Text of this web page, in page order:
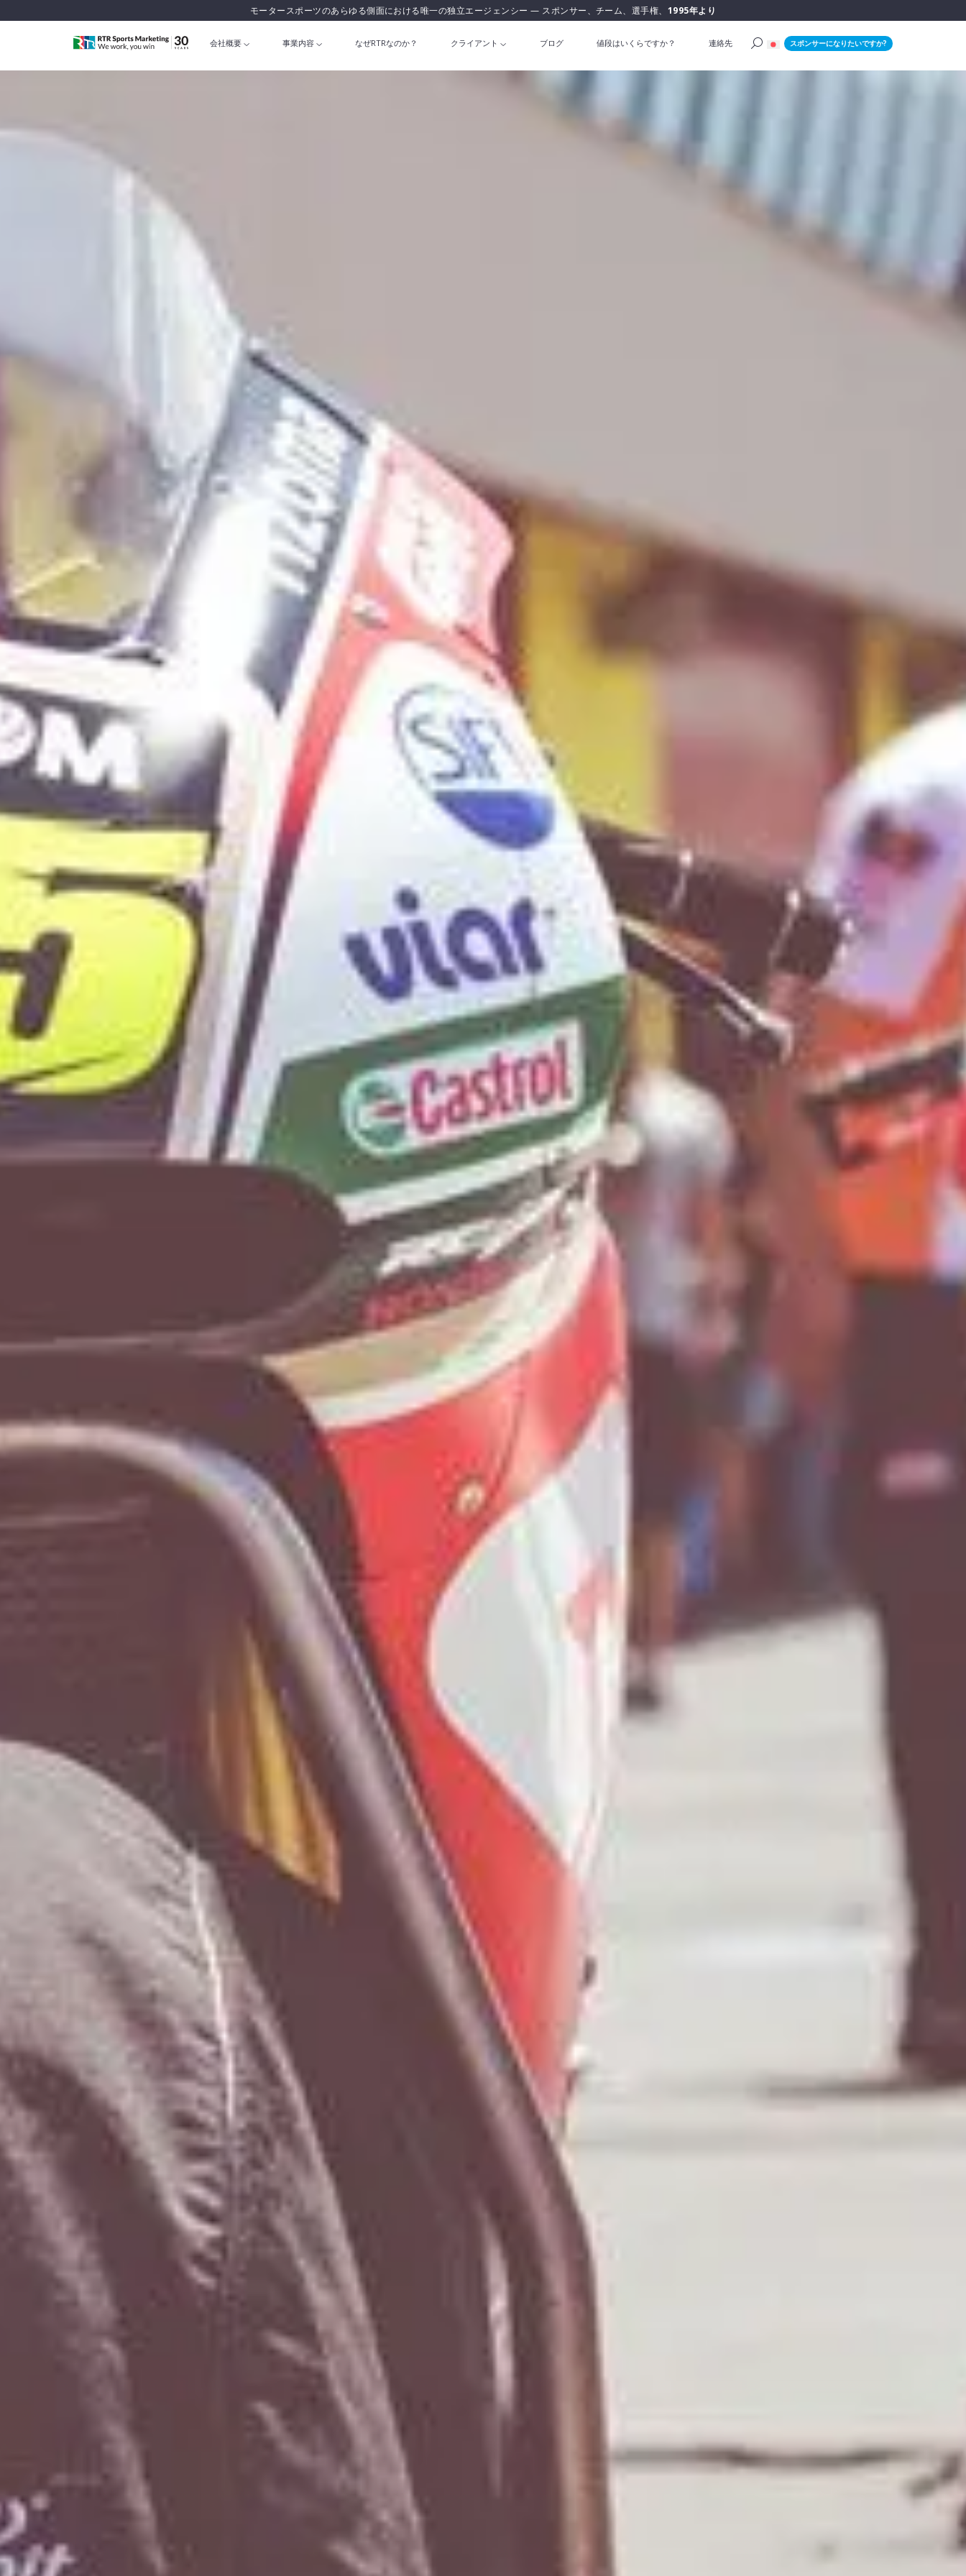
モータースポーツのあらゆる側面における唯一の独立エージェンシー — スポンサー、チーム、選手権、 1995年より
会社概要 事業内容 なぜRTRなのか？ クライアント ブログ 値段はいくらですか？ 連絡先 スポンサーになりたいですか?